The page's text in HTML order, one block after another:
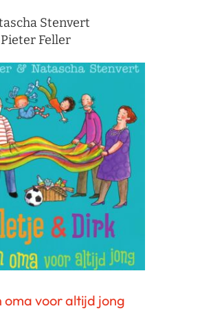
Stenvert
Pieter Feller
oma voor altijd jong